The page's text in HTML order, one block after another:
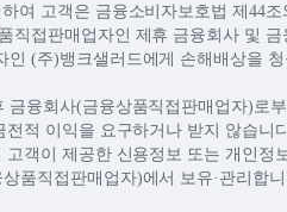
여 고객은 금융소비자보호법 제44조
직접판매업자인 제휴 금융회사 및 금
인 (주)뱅크샐러드에게 손해배상을
금융회사(금융상품직접판매업자)로부
전적 이익을 요구하거나 받지 않습니
고객이 제공한 신용정보 또는 개인정
품직접판매업자)에서 보유·관리합니